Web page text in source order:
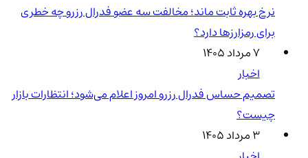
نرخ بهره ثابت ماند؛ مخالفت سه عضو فدرال رزرو چه خطری
برای رمزارزها دارد؟
۷ مرداد ۱۴۰۵
اخبار
تصمیم حساس فدرال رزرو امروز اعلام می‌شود؛ انتظارات بازار
چیست؟
۳ مرداد ۱۴۰۵